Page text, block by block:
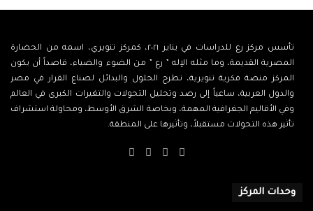
تأسس مركز رع للدراسات في يناير ٢٠٢١، كمركز تنويري، اسمه من الحضارة
المصرية القديمة، وما مثله الإله ” رع ” من الضوء والضياء، قاصداً أن يكون
المركز منصة فكرية تنويرية، تطرح الحلول والبدائل لصناع القرار في مصر
والدول العربية، ساعياً إلى رصد وتحليل التحولات والتغيرات الكبرى في العالم
وفي الأقاليم الجغرافية المهمة، وبخاصة الشرق الأوسط، ومحاولة استشراف
تأثير هذه التحولات مستقبلاً، وتأثيرها على المنطقة.
فيسبوك
‫X
‫YouTube
وحدات المركز